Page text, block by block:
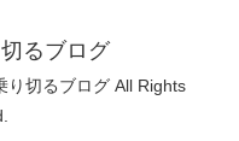
るブログ
切るブログ All Rights